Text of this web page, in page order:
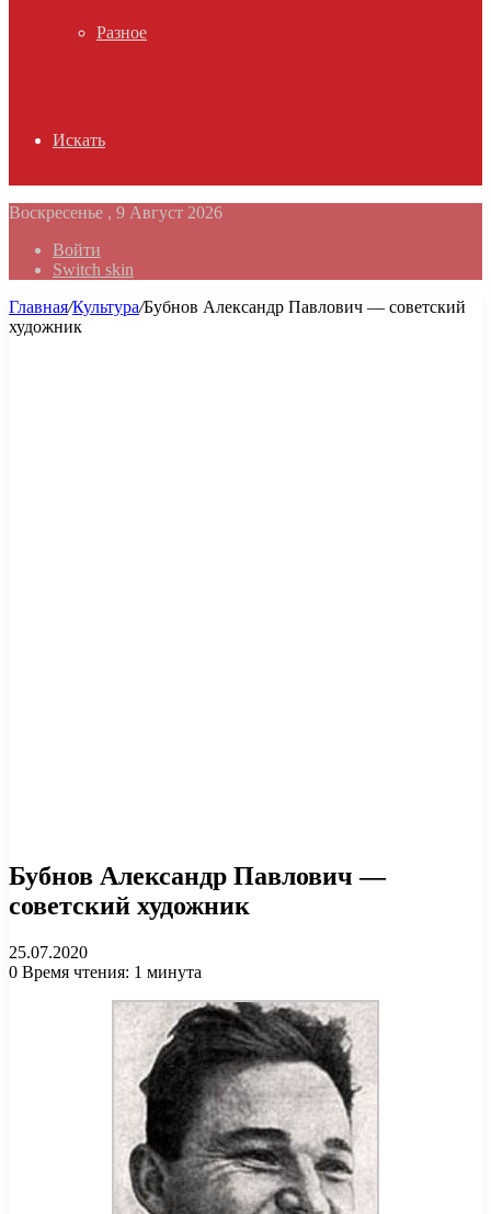
Разное
Искать
Воскресенье , 9 Август 2026
Войти
Switch skin
Главная/Культура/Бубнов Александр Павлович — советский
художник
Бубнов Александр Павлович —
советский художник
25.07.2020
0 Время чтения: 1 минута